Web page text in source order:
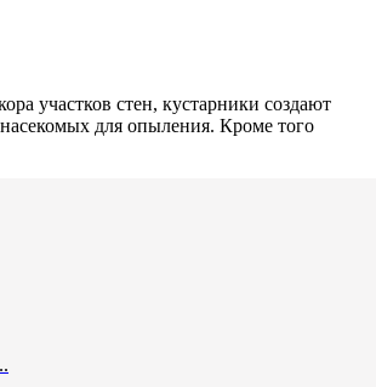
участков стен, кустарники создают
для опыления. Кроме того